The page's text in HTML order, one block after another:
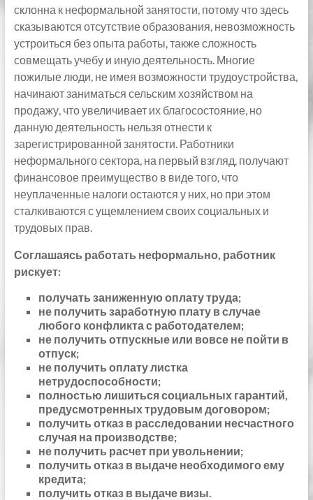
склонна к неформальной занятости, потому что здесь
сказываются отсутствие образования, невозможность
устроиться без опыта работы, также сложность
совмещать учебу и иную деятельность. Многие
пожилые люди, не имея возможности трудоустройства,
начинают заниматься сельским хозяйством на
продажу, что увеличивает их благосостояние, но
данную деятельность нельзя отнести к
зарегистрированной занятости. Работники
неформального сектора, на первый взгляд, получают
финансовое преимущество в виде того, что
неуплаченные налоги остаются у них, но при этом
сталкиваются с ущемлением своих социальных и
трудовых прав.
Соглашаясь работать неформально, работник
рискует:
получать заниженную оплату труда;
не получить заработную плату в случае
любого конфликта с работодателем;
не получить отпускные или вовсе не пойти в
отпуск;
не получить оплату листка
нетрудоспособности;
полностью лишиться социальных гарантий,
предусмотренных трудовым договором;
получить отказ в расследовании несчастного
случая на производстве;
не получить расчет при увольнении;
получить отказ в выдаче необходимого ему
кредита;
получить отказ в выдаче визы.